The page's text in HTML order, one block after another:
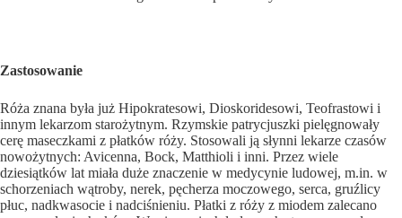
Zastosowanie
Róża znana była już Hipokratesowi, Dioskoridesowi, Teofrastowi i
innym lekarzom starożytnym. Rzymskie patrycjuszki pielęgnowały
cerę maseczkami z płatków róży. Stosowali ją słynni lekarze czasów
nowożytnych: Avicenna, Bock, Matthioli i inni. Przez wiele
dziesiątków lat miała duże znaczenie w medycynie ludowej, m.in. w
schorzeniach wą­troby, nerek, pęcherza moczowego, serca, gruźlicy
płuc, nadkwasocie i nadciśnieniu. Płatki z róży z miodem za­lecano